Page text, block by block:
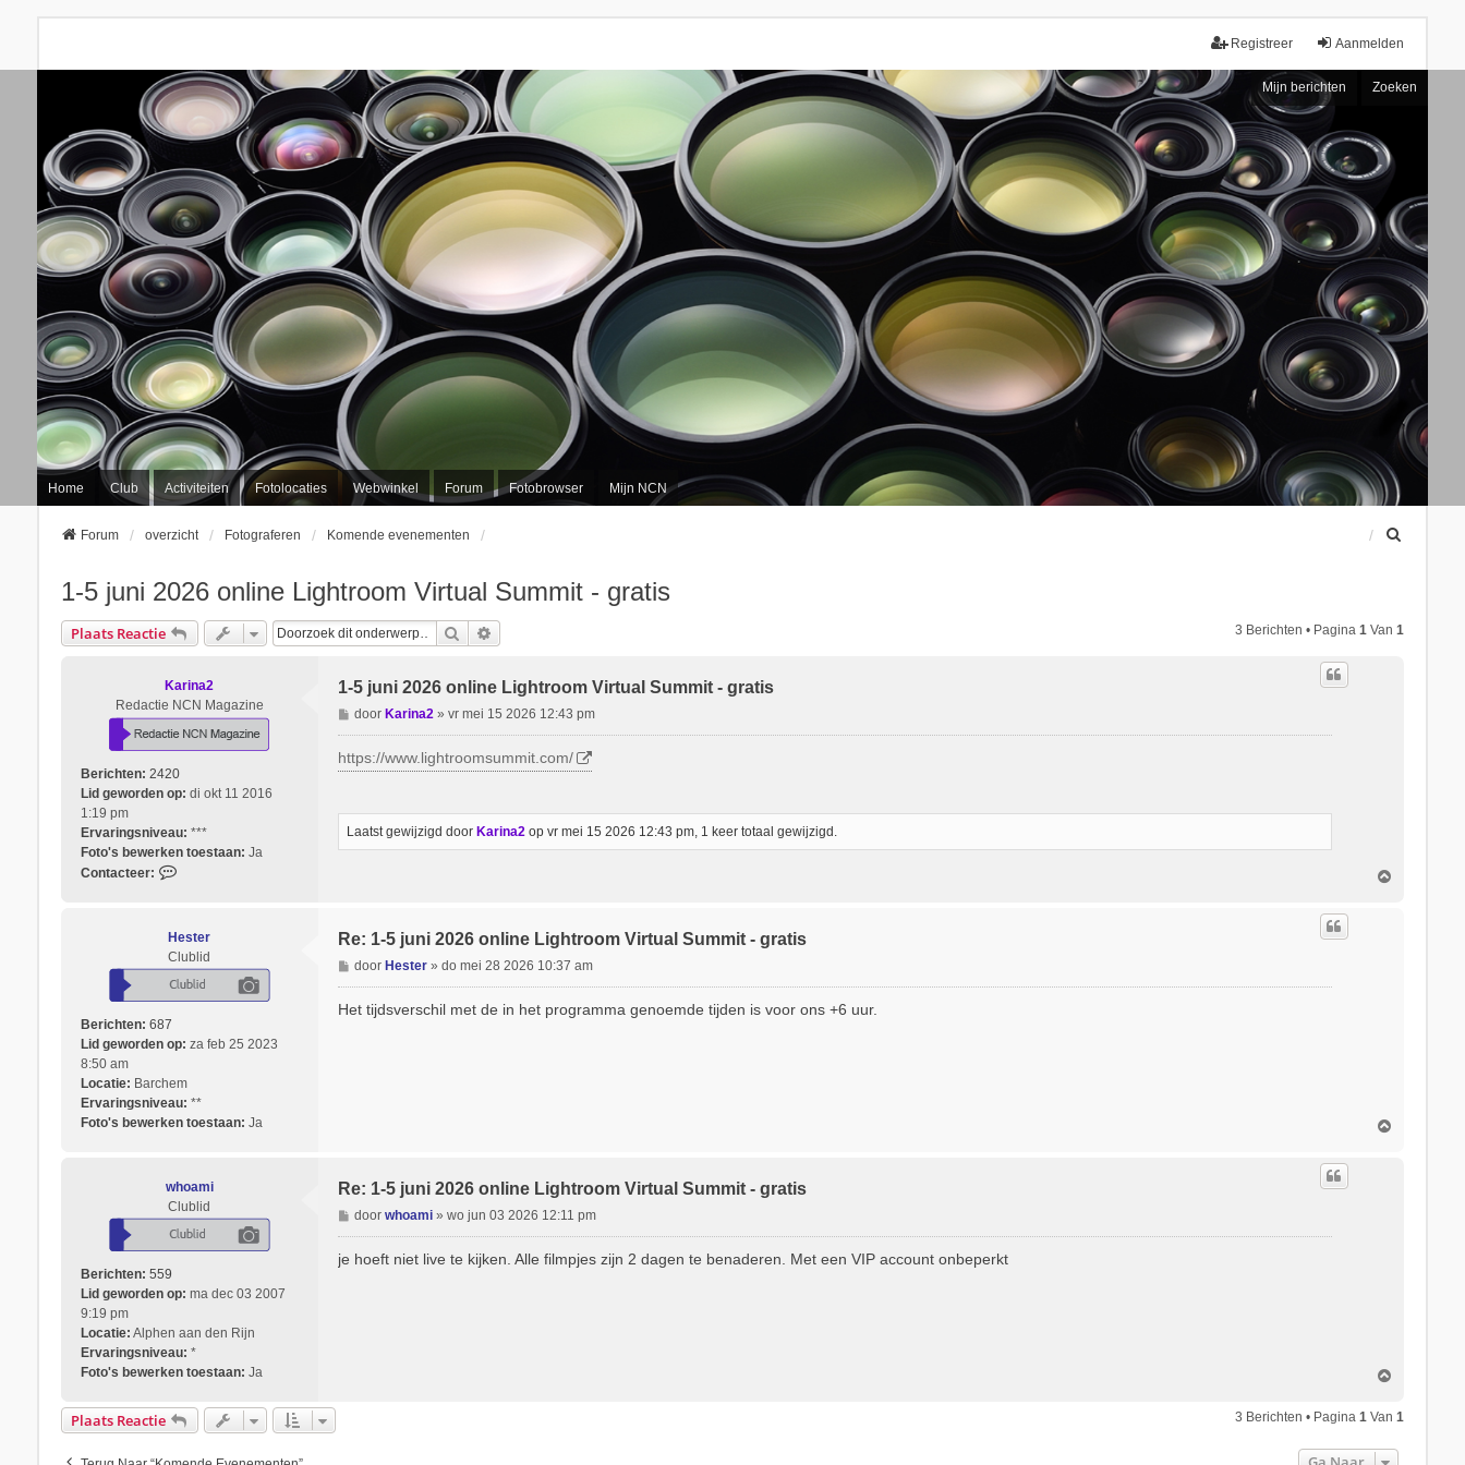
Aanmelden
Registreer
Mijn berichten Zoeken
Home Club Activiteiten Fotolocaties Webwinkel Forum Fotobrowser Mijn NCN
Forum overzicht Fotograferen Komende evenementen
1-5 juni 2026 online Lightroom Virtual Summit - gratis
Plaats Reactie Zoek 3 Berichten • Pagina1 Van1
Karina2
Redactie NCN Magazine
Berichten: 2420
Lid geworden op: di okt 11 2016
1:19 pm
Ervaringsniveau: ***
Foto's bewerken toestaan: Ja
Contacteer:
a
c
t
r
a
r
i
2
1-5 juni 2026 online Lightroom Virtual Summit - gratis
B
e
r
i
doorKarina2 »vr mei 15 2026 12:43 pm
https://www.lightroomsummit.com/
Laatst gewijzigd door Karina2 op vr mei 15 2026 12:43 pm, 1 keer totaal gewijzigd.
Hester
Clublid
Berichten: 687
Lid geworden op: za feb 25 2023
8:50 am
Locatie: Barchem
Ervaringsniveau: **
Foto's bewerken toestaan: Ja
Re: 1-5 juni 2026 online Lightroom Virtual Summit - gratis
B
e
doorHester »do mei 28 2026 10:37 am
Het tijdsverschil met de in het programma genoemde tijden is voor ons +6 uur.
whoami
Clublid
Berichten: 559
Lid geworden op: ma dec 03 2007
9:19 pm
Locatie: Alphen aan den Rijn
Ervaringsniveau: *
Foto's bewerken toestaan: Ja
Re: 1-5 juni 2026 online Lightroom Virtual Summit - gratis
B
e
doorwhoami »wo jun 03 2026 12:11 pm
je hoeft niet live te kijken. Alle filmpjes zijn 2 dagen te benaderen. Met een VIP account onbeperkt
h
o
Plaats Reactie 3 Berichten • Pagina1 Van1